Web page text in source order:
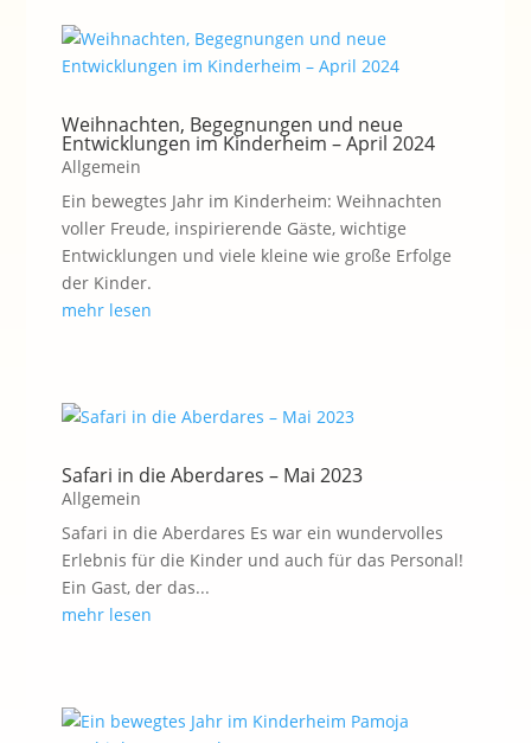
Weihnachten, Begegnungen und neue
Entwicklungen im Kinderheim – April 2024
Allgemein
Ein bewegtes Jahr im Kinderheim: Weihnachten
voller Freude, inspirierende Gäste, wichtige
Entwicklungen und viele kleine wie große Erfolge
der Kinder.
mehr lesen
Safari in die Aberdares – Mai 2023
Allgemein
Safari in die Aberdares Es war ein wundervolles
Erlebnis für die Kinder und auch für das Personal!
Ein Gast, der das...
mehr lesen